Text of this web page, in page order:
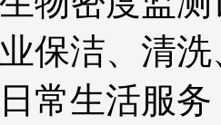
保洁、清
常生活服